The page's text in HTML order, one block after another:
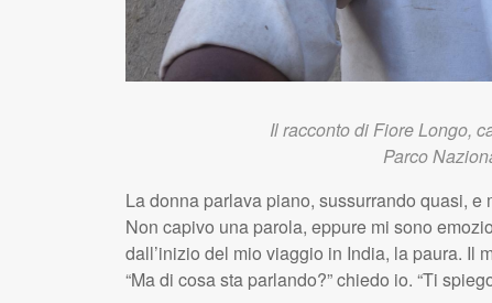
Il racconto di Fiore Longo,
Parco
La donna parlava piano, sussurrando quasi,
Non capivo una parola, eppure mi sono
dall’inizio del mio viaggio in India, la paura. Il
“Ma di cosa sta parlando?” chiedo io. “Ti